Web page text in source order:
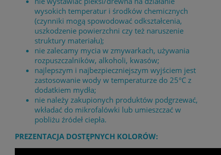
wysokich temperatur i środków chemicznych
(czynniki mogą spowodować odkształcenia,
uszkodzenie powierzchni czy też naruszenie
struktury materiału);
nie zalecamy mycia w zmywarkach, używania
rozpuszczalników, alkoholi, kwasów;
najlepszym i najbezpieczniejszym wyjściem jest
zastosowanie wody w temperaturze do 25°C z
dodatkiem mydła;
nie należy zakupionych produktów podgrzewać,
wkładać do mikrofalówki lub umieszczać w
pobliżu źródeł ciepła.
PREZENTACJA DOSTĘPNYCH KOLORÓW: